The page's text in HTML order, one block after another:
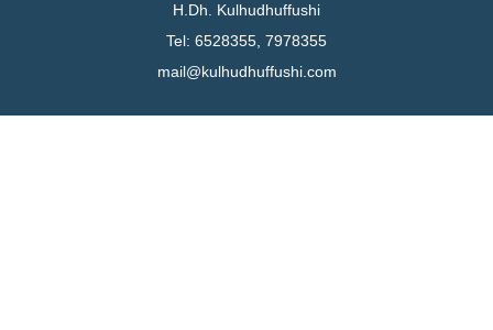
H.Dh. Kulhudhuffushi
Tel: 6528355, 7978355
mail@kulhudhuffushi.com